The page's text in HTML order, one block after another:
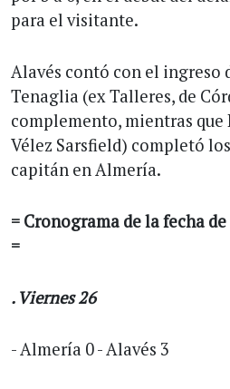
para el visitante.
Alavés contó con el ingreso
Tenaglia (ex Talleres, de
complemento, mientras que
Vélez Sarsfield) completó
capitán en Almería.
= Cronograma de la fecha
=
. Viernes 26
- Almería 0 - Alavés 3